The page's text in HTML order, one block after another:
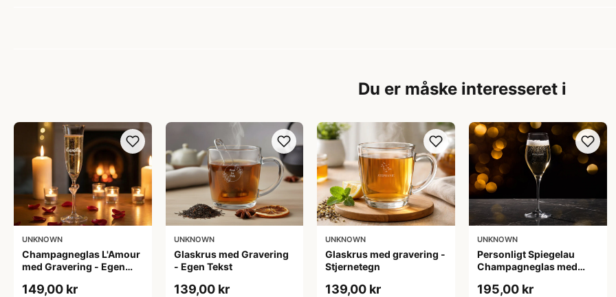
Du er måske interesseret i
UNKNOWN
Champagneglas L'Amour
med Gravering - Egen
149,00 kr
UNKNOWN
Glaskrus med Gravering
- Egen Tekst
139,00 kr
UNKNOWN
Glaskrus med gravering -
Stjernetegn
139,00 kr
UNKNOWN
Personligt Spiegelau
Champagneglas med
195,00 kr